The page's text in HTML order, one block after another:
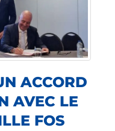
ACCORD
AVEC LE
FOS